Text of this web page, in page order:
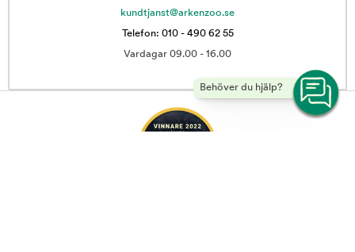
Behöver du hjälp?
kundtjanst@arkenzoo.se
Telefon: 010 - 490 62 55
Vardagar 09.00 - 16.00